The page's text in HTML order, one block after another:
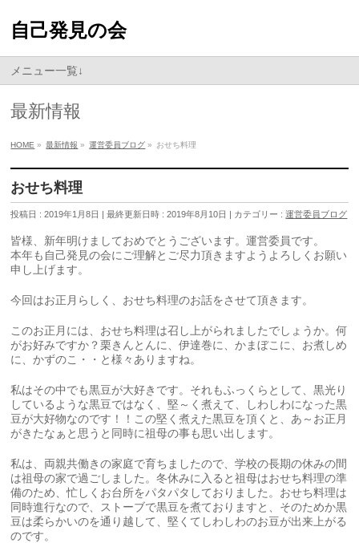
自己発見の会
メニュー一覧↓
最新情報
HOME » 最新情報 » 運営委員ブログ » おせち料理
おせち料理
投稿日 : 2019年1月8日 最終更新日時 : 2019年8月10日 カテゴリー :運営委員ブログ
皆様、新年明けましておめでとうございます。運営委員です。
本年も自己発見の会にご理解とご尽力頂きますようよろしくお願い
申し上げます。
今回はお正月らしく、おせち料理のお話をさせて頂きます。
このお正月には、おせち料理は召し上がられましたでしょうか。何
がお好みですか？栗きんとんに、伊達巻に、かまぼこに、お煮しめ
に、かずのこ・・と様々ありますね。
私はその中でも黒豆が大好きです。それもふっくらとして、黒光り
しているような黒豆ではなく、堅～く煮えて、しわしわになった黒
豆が大好物なのです！！この堅く煮えた黒豆を頂くと、あ～お正月
がきたなぁと思うと同時に祖母の事も思い出します。
私は、両親共働きの家庭で育ちましたので、学校の長期の休みの間
は祖母の家で過ごしました。冬休みに入ると祖母はおせち料理の準
備のため、忙しくお台所をパタパタしておりました。おせち料理は
同時進行なので、ストーブで黒豆を煮ておりますと、そのためか黒
豆は柔らかいのを通り越して、堅くてしわしわのお豆が出来上がる
のです。